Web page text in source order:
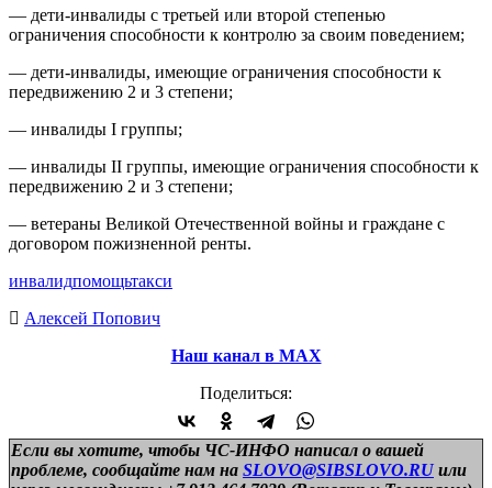
— дети-инвалиды с третьей или второй степенью
ограничения способности к контролю за своим поведением;
— дети-инвалиды, имеющие ограничения способности к
передвижению 2 и 3 степени;
— инвалиды I группы;
— инвалиды II группы, имеющие ограничения способности к
передвижению 2 и 3 степени;
— ветераны Великой Отечественной войны и граждане с
договором пожизненной ренты.
инвалидпомощьтакси
Алексей Попович
Наш канал в МАХ
Поделиться:
Если вы хотите, чтобы ЧС-ИНФО написал о вашей
проблеме, сообщайте нам на SLOVO@SIBSLOVO.RU или